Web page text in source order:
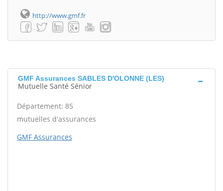
http://www.gmf.fr
GMF Assurances SABLES D'OLONNE (LES)
Mutuelle Santé Sénior
Département: 85
mutuelles d'assurances
GMF Assurances